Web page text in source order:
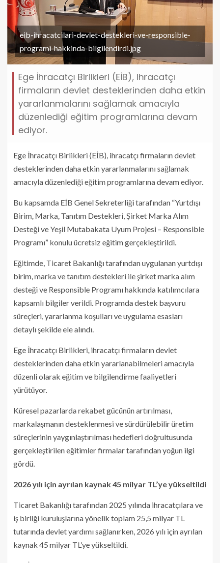
eib-ihracatcilari-devlet-destekleri-ve-responsible-
programi-hakkinda-bilgilendirdi.jpg
Ege İhracatçı Birlikleri (EİB), ihracatçı
firmaların devlet desteklerinden daha etkin
yararlanmalarını sağlamak amacıyla
düzenlediği eğitim programlarına devam
ediyor.
Ege İhracatçı Birlikleri (EİB), ihracatçı firmaların devlet
desteklerinden daha etkin yararlanmalarını sağlamak
amacıyla düzenlediği eğitim programlarına devam ediyor.
Bu kapsamda EİB Genel Sekreterliği tarafından “Yurtdışı
Birim, Marka, Tanıtım Destekleri, Şirket Marka Alım
Desteği ve Yeşil Mutabakata Uyum Projesi – Responsible
Programı” konulu ücretsiz eğitim gerçekleştirildi.
Eğitimde, Ticaret Bakanlığı tarafından uygulanan yurtdışı
birim, marka ve tanıtım destekleri ile şirket marka alım
desteği ve Responsible Programı hakkında katılımcılara
kapsamlı bilgiler verildi. Programda destek başvuru
süreçleri, yararlanma koşulları ve uygulama esasları
detaylı şekilde ele alındı.
Ege İhracatçı Birlikleri, ihracatçı firmaların devlet
desteklerinden daha etkin yararlanabilmeleri amacıyla
düzenli olarak eğitim ve bilgilendirme faaliyetleri
yürütüyor.
Küresel pazarlarda rekabet gücünün artırılması,
markalaşmanın desteklenmesi ve sürdürülebilir üretim
süreçlerinin yaygınlaştırılması hedefleri doğrultusunda
gerçekleştirilen eğitimler firmalar tarafından yoğun ilgi
gördü.
2026 yılı için ayrılan kaynak 45 milyar TL’ye yükseltildi
Ticaret Bakanlığı tarafından 2025 yılında ihracatçılara ve
iş birliği kuruluşlarına yönelik toplam 25,5 milyar TL
tutarında devlet yardımı sağlanırken, 2026 yılı için ayrılan
kaynak 45 milyar TL’ye yükseltildi.